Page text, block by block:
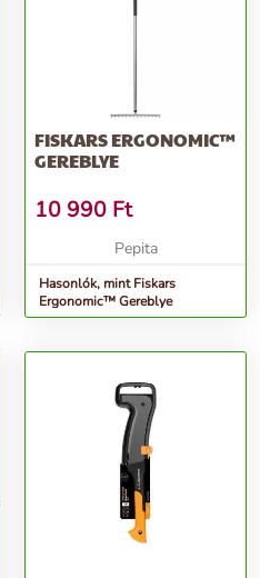
FISKARS ERGONOMIC™
GEREBLYE
10 990 Ft
Pepita
Hasonlók, mint Fiskars
Ergonomic™ Gereblye